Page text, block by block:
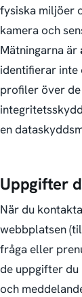
fysiska miljöer
kamera och
Mätningarna är
identifierar inte
profiler över
en
Uppgifter
När du
webbplatsen
fråga eller
de uppgifter du
och